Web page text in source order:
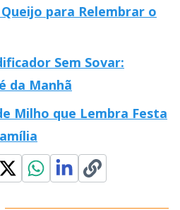
para Relembrar o
Sem Sovar:
da Manhã
Milho que Lembra Festa